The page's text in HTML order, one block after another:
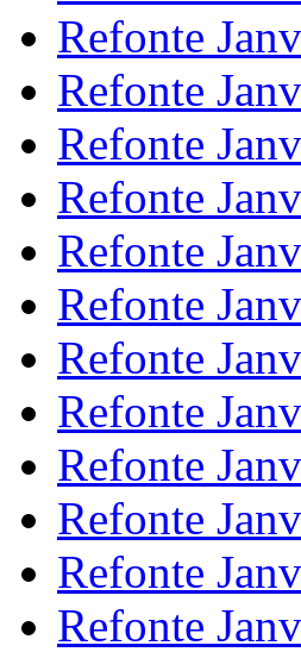
Refonte
Refonte
Refonte
Refonte
Refonte
Refonte
Refonte
Refonte
Refonte
Refonte
Refonte
Refonte